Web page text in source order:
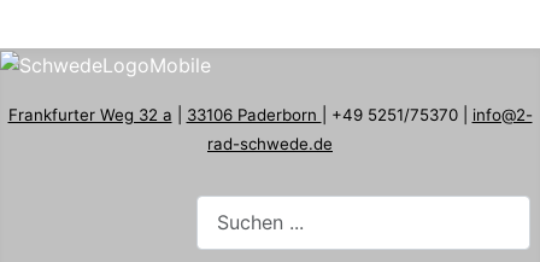
Frankfurter Weg 32 a 33106 Paderborn | +49 5251/75370 | info@2-
rad-schwede.de